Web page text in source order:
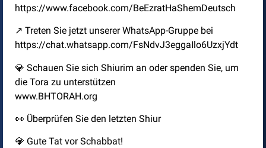
https://www.facebook.com/BeEzratHaShemDeutsch
↗️ Treten Sie jetzt unserer WhatsApp-Gruppe bei
https://chat.whatsapp.com/FsNdvJ3eggaIlo6UzxjYdt
💎 Schauen Sie sich Shiurim an oder spenden Sie, um
die Tora zu unterstützen
www.BHTORAH.org
👀 Überprüfen Sie den letzten Shiur
💎 Gute Tat vor Schabbat!